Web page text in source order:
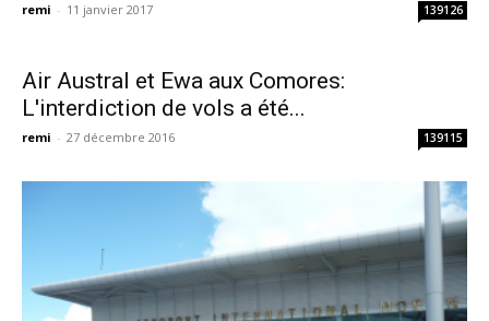
remi - 11 janvier 2017 139126
Air Austral et Ewa aux Comores:
L'interdiction de vols a été...
remi - 27 décembre 2016 139115